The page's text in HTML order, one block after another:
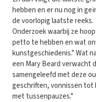
hebben en er nu nog in
de voorlopig laatste reeks.
Onderzoek waarbij ze
petto te hebben en wat
kunstgeschiedenis.” Wat
een Mary Beard verwacht
samengeleefd met deze
geschriften, vonnissen tot
met tussenpauzes.”